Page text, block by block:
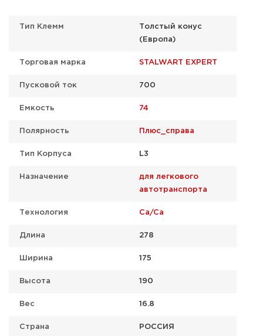
Тип Клемм
Толстый конус
(Европа)
Торговая марка STALWART EXPERT
Пусковой ток 700
Емкость 74
Полярность Плюс_справа
Тип Корпуса L3
Назначение
для легкового
автотранспорта
Технология Ca/Ca
Длина 278
Ширина 175
Высота 190
Вес 16.8
Страна
РОССИЯ